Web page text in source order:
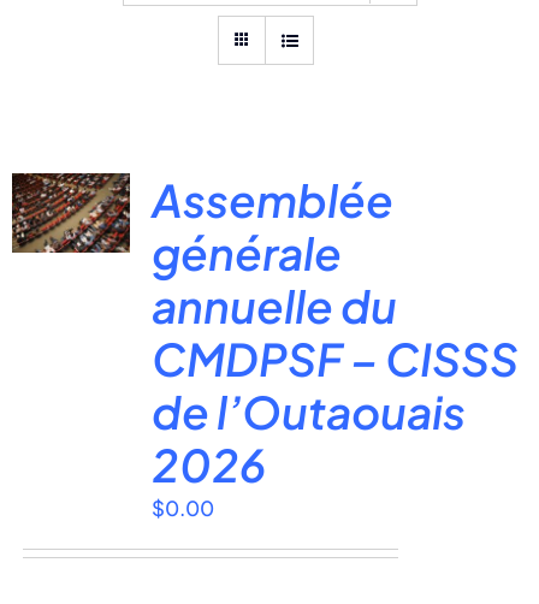
Assemblée
générale
annuelle du
CMDPSF – CISSS
de l’Outaouais
2026
$0.00